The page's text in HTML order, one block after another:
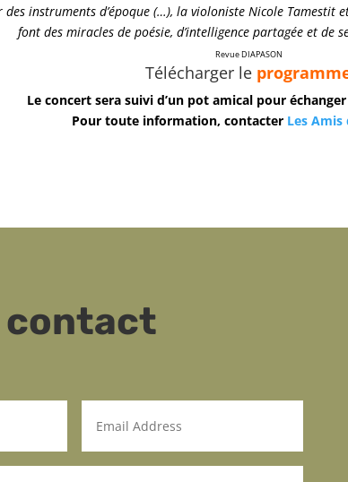
des instruments d’époque (…), la violoniste Nicole Tamestit
font des miracles de poésie, d’intelligence partagée et de
Revue DIAPASON
Télécharger le
Le concert sera suivi d’un pot amical pour
Pour toute information, contacter Les Amis
contact